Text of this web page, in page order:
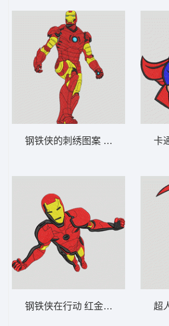
钢铁侠的刺绣图案 红金钢铁侠-
钢铁侠在行动 红金翱翔钢铁侠-
卡
超